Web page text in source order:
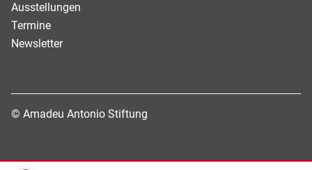
Ausstellungen
Termine
Newsletter
© Amadeu Antonio Stiftung
Datenschutz